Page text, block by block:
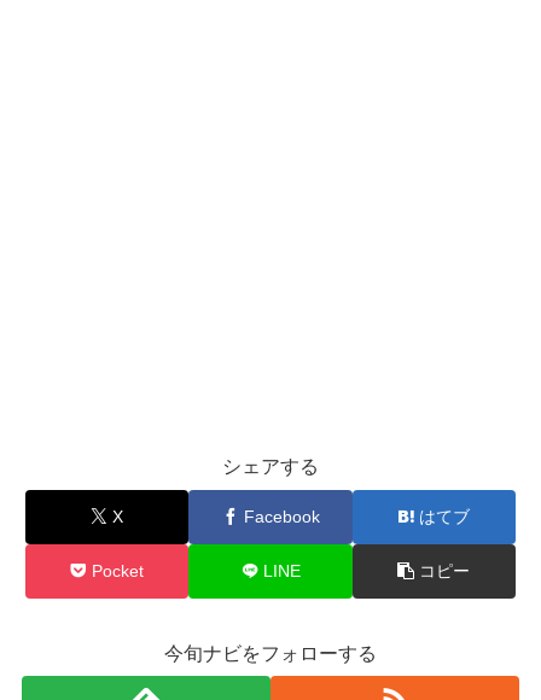
シェアする
X Facebook はてブ
Pocket LINE コピー
今旬ナビをフォローする